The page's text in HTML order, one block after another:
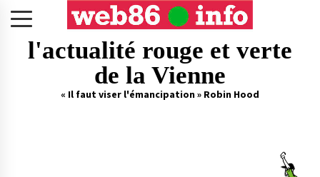
l'actualité rouge et verte
de la Vienne
« Il faut viser l'émancipation » Robin Hood